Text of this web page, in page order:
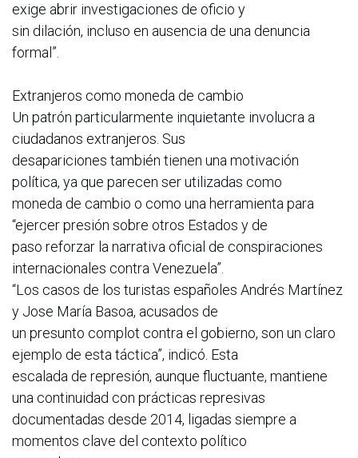
exige abrir investigaciones de oficio y
sin dilación, incluso en ausencia de una denuncia
formal”.
Extranjeros como moneda de cambio
Un patrón particularmente inquietante involucra a
ciudadanos extranjeros. Sus
desapariciones también tienen una motivación
política, ya que parecen ser utilizadas como
moneda de cambio o como una herramienta para
“ejercer presión sobre otros Estados y de
paso reforzar la narrativa oficial de conspiraciones
internacionales contra Venezuela”.
“Los casos de los turistas españoles Andrés Martínez
y Jose María Basoa, acusados de
un presunto complot contra el gobierno, son un claro
ejemplo de esta táctica”, indicó. Esta
escalada de represión, aunque fluctuante, mantiene
una continuidad con prácticas represivas
documentadas desde 2014, ligadas siempre a
momentos clave del contexto político